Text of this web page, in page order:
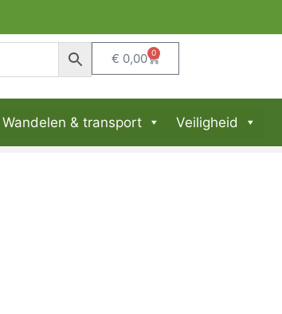
€ 0,00 0
Wandelen & transport Veiligheid